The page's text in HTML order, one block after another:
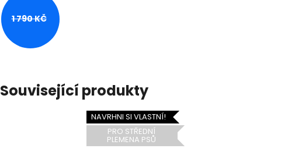
1 790 KČ
Související produkty
NAVRHNI SI VLASTNÍ!
PRO STŘEDNÍ
PLEMENA PSŮ